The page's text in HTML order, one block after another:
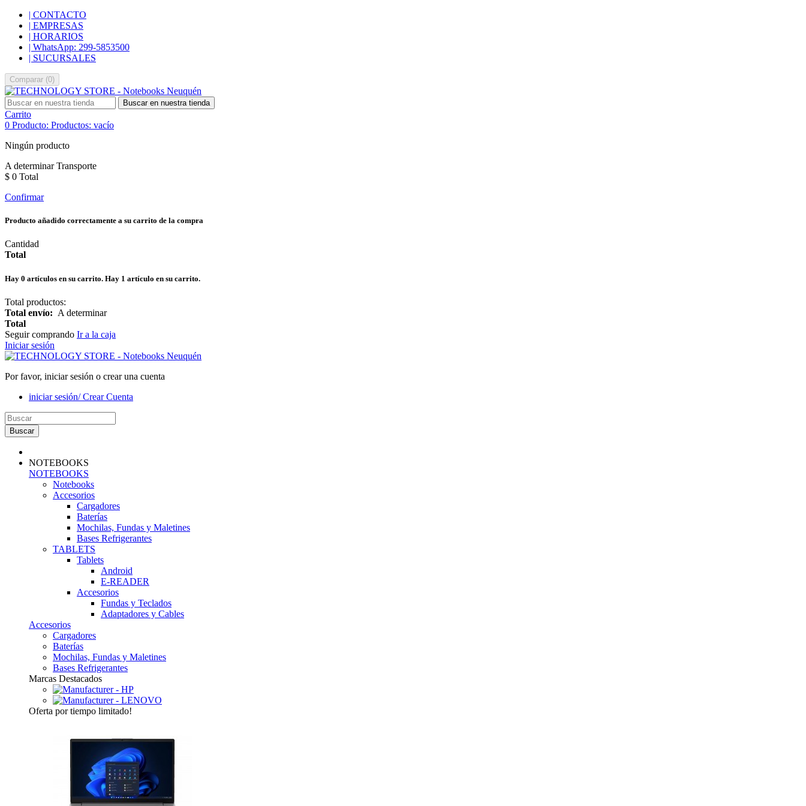
| CONTACTO
| EMPRESAS
| HORARIOS
| WhatsApp: 299-5853500
| SUCURSALES
Comparar (0)
Buscar en nuestra tienda
Carrito
0 Producto: Productos: vacío
Ningún producto
A determinarTransporte
$ 0 Total
Confirmar
Producto añadido correctamente a su carrito de la compra
Cantidad
Total
Hay 0 artículos en su carrito. Hay 1 artículo en su carrito.
Total productos:
Total envío: A determinar
Total
Seguir comprando Ir a la caja
Iniciar sesión
Por favor, iniciar sesión o crear una cuenta
iniciar sesión/ Crear Cuenta
Buscar
NOTEBOOKS
NOTEBOOKS
Notebooks
Accesorios
Cargadores
Baterías
Mochilas, Fundas y Maletines
Bases Refrigerantes
TABLETS
Tablets
Android
E-READER
Accesorios
Fundas y Teclados
Adaptadores y Cables
Accesorios
Cargadores
Baterías
Mochilas, Fundas y Maletines
Bases Refrigerantes
Marcas Destacados
Oferta por tiempo limitado!